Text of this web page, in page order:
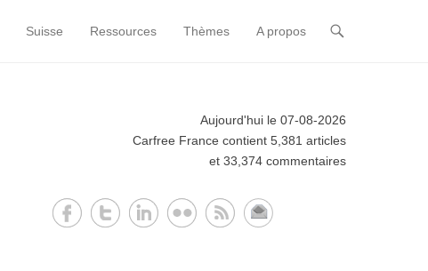
Suisse Ressources Thèmes A propos
Aujourd'hui le 07-08-2026
Carfree France contient 5,381 articles
et 33,374 commentaires